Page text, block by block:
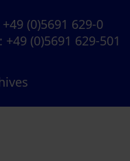
+49 (0)5691 629-0
: +49 (0)5691 629-501